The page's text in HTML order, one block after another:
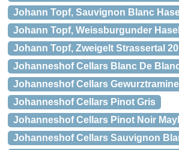
Johann Topf, Sauvignon Blanc
Johann Topf, Weissburgunder
Johann Topf, Zweigelt Strassertal
Johanneshof Cellars Blanc De
Johanneshof Cellars
Johanneshof Cellars Pinot Gris
Johanneshof Cellars Pinot Noir
Johanneshof Cellars Sauvignon